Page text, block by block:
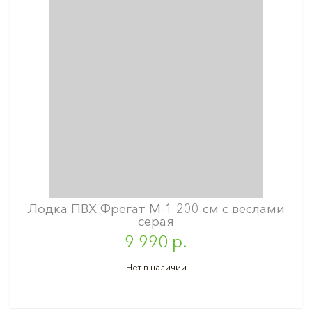
Лодка ПВХ Фрегат М-1 200 см с веслами
серая
9 990 р.
Нет в наличии